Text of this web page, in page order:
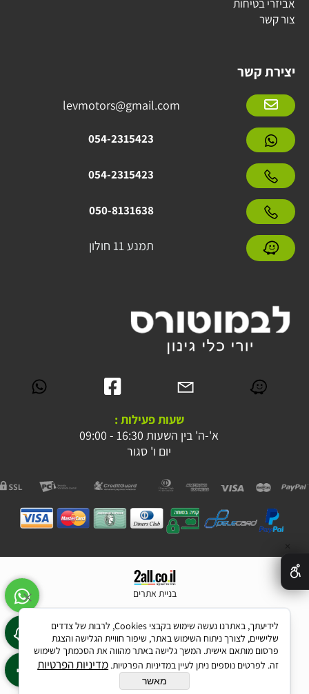
אביזרי בטיחות
צור קשר
יצירת קשר
levmotors@gmail.com
054-2315423
054-2315423
050-8131638
תמנע 11 חולון
שעות פעילות :
א'-ה' בין השעות 16:30 - 09:00
יום ו' סגור
בניית אתרים
לידיעתך, באתרנו נעשה שימוש בקבצי Cookies, לרבות של צדדים
שלישיים, לצורך ניתוח השימוש באתר, שיפור חוויית הגלישה והצגת
פרסום מותאם אישית. המשך גלישה באתר מהווה את הסכמתך לשימוש
זה. לפרטים נוספים ניתן לעיין במדיניות הפרטיות. מדיניות הפרטיות
מאשר